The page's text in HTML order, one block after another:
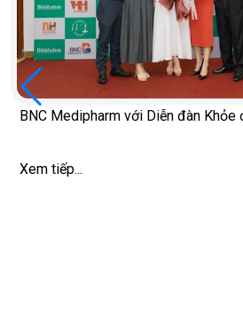
BNC Medipharm với Diễn đàn Khỏe
Xem tiếp...